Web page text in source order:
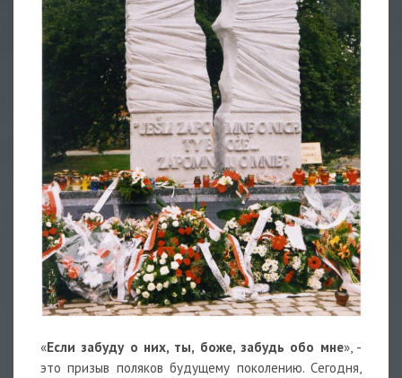
«Если забуду о них, ты, боже, забудь обо мне», -
это призыв поляков будущему поколению. Сегодня,